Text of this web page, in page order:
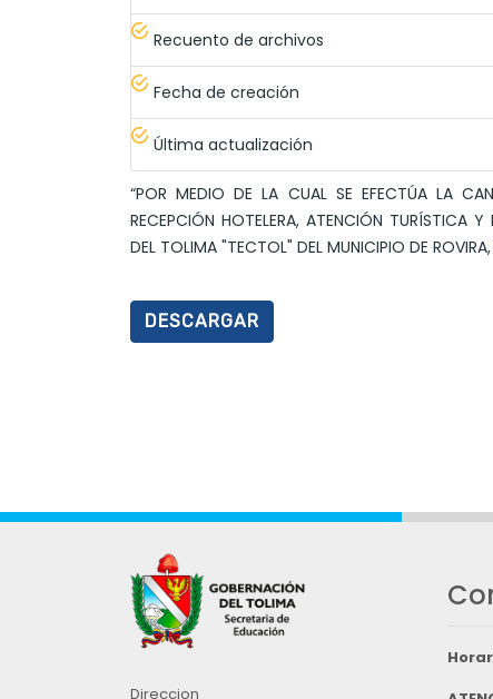
Recuento de archivos
Fecha de creación
Última actualización
“POR MEDIO DE LA CUAL SE EFECTÚA LA
RECEPCIÓN HOTELERA, ATENCIÓN TURÍSTICA
DEL TOLIMA "TECTOL" DEL MUNICIPIO DE
DESCARGAR
Direccion